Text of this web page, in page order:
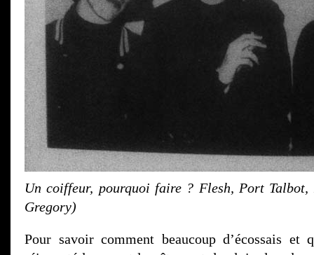
Un coiffeur, pourquoi faire ? Flesh, Port Talbot,
Gregory)
Pour savoir comment beaucoup d’écossais et